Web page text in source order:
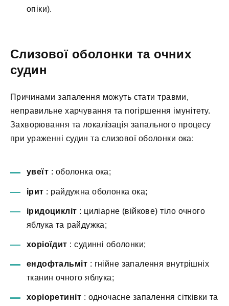
опіки).
Слизової оболонки та очних
судин
Причинами запалення можуть стати травми,
неправильне харчування та погіршення імунітету.
Захворювання та локалізація запального процесу
при ураженні судин та слизової оболонки ока:
увеїт : оболонка ока;
ірит : райдужна оболонка ока;
іридоцикліт : циліарне (війкове) тіло очного
яблука та райдужка;
хоріоїдит : судинні оболонки;
ендофтальміт: гнійне запалення внутрішніх
тканин очного яблука;
хоріоретиніт: одночасне запалення сітківки та